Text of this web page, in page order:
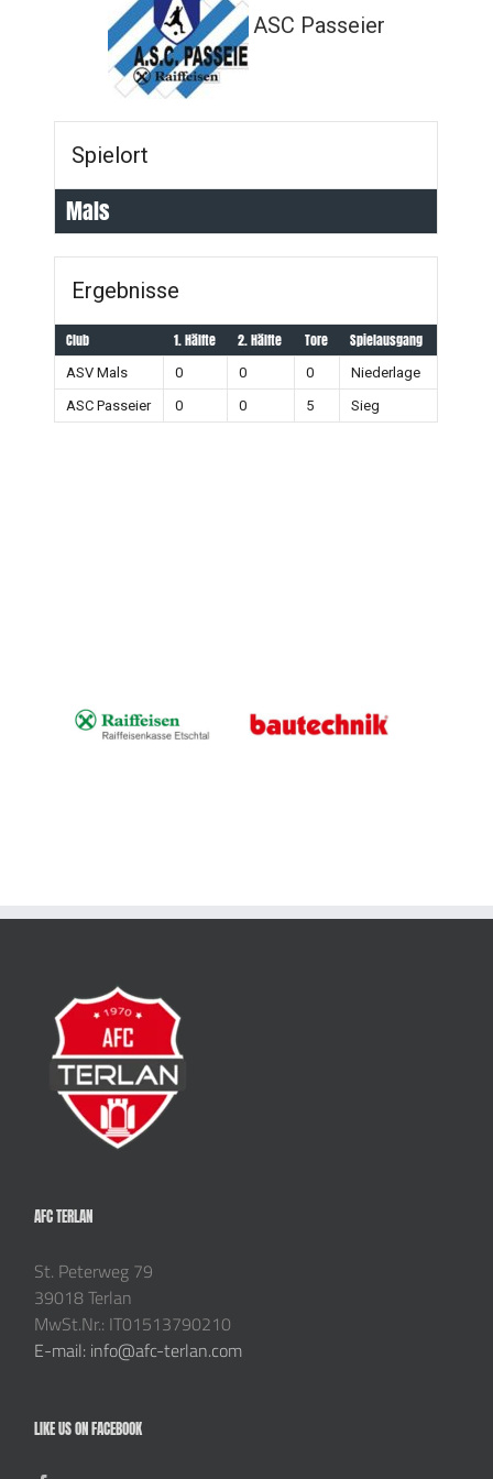
ASC Passeier
Spielort
Mals
Ergebnisse
Club 1. Hälfte 2. Hälfte Tore Spielausgang
ASV Mals 0 0 0
Niederlage
ASC Passeier
0 0 5 Sieg
AFC TERLAN
St. Peterweg 79
39018 Terlan
MwSt.Nr.: IT01513790210
E-mail: info@afc-terlan.com
LIKE US ON FACEBOOK